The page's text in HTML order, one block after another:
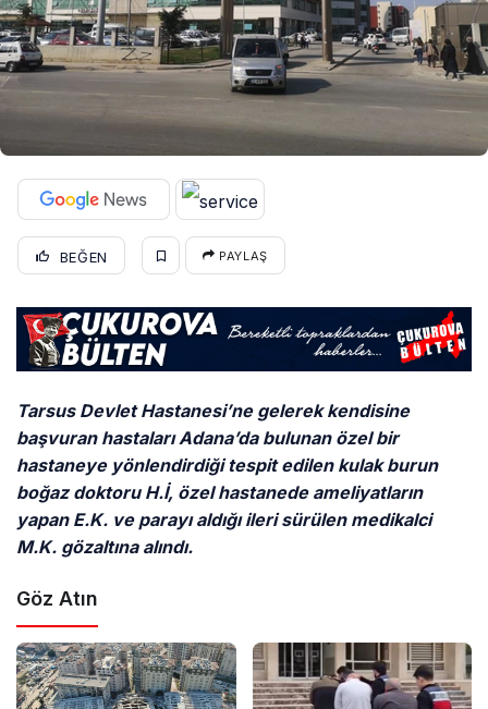
BEĞEN PAYLAŞ
Tarsus Devlet Hastanesi’ne gelerek kendisine
başvuran hastaları Adana’da bulunan özel bir
hastaneye yönlendirdiği tespit edilen kulak burun
boğaz doktoru H.İ, özel hastanede ameliyatların
yapan E.K. ve parayı aldığı ileri sürülen medikalci
M.K. gözaltına alındı.
Göz Atın